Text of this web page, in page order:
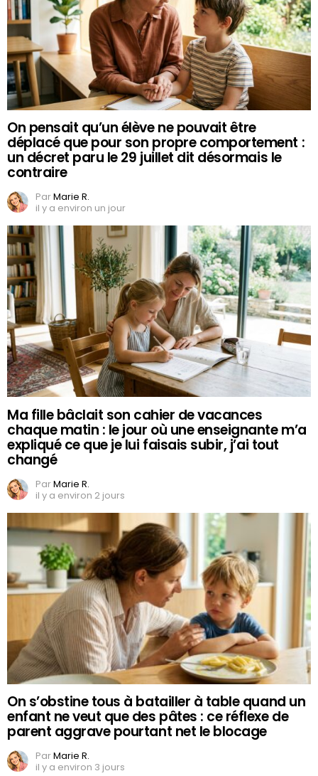
On pensait qu’un élève ne pouvait être
déplacé que pour son propre comportement :
un décret paru le 29 juillet dit désormais le
contraire
ParMarie R.
il y a environ un jour
Ma fille bâclait son cahier de vacances
chaque matin : le jour où une enseignante m’a
expliqué ce que je lui faisais subir, j’ai tout
changé
ParMarie R.
il y a environ 2 jours
On s’obstine tous à batailler à table quand un
enfant ne veut que des pâtes : ce réflexe de
parent aggrave pourtant net le blocage
ParMarie R.
il y a environ 3 jours